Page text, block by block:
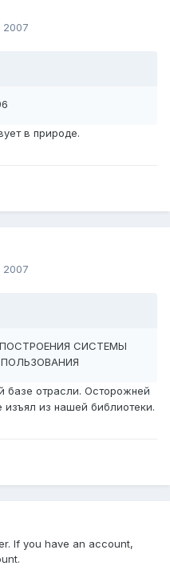
2007
в природе.
2007
ПОСТРОЕНИЯ СИСТЕМЫ
базе отрасли. Осторожней
из нашей библиотеки.
If you have an account,